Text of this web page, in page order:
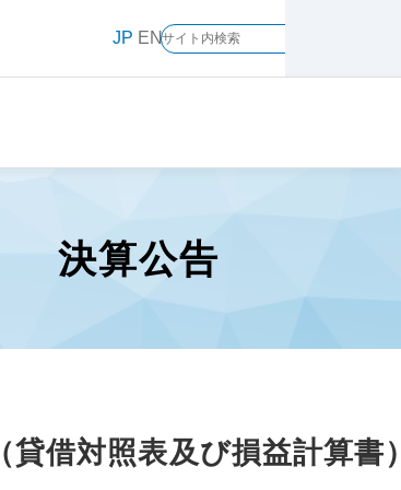
JP EN
決算公告
（貸借対照表及び損益計算書）